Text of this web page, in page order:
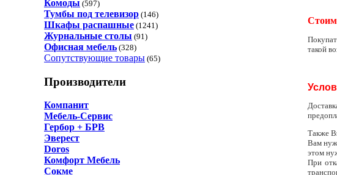
Комоды (597)
Тумбы под телевизор (146)
Шкафы распашные (1241)
Журнальные столы (91)
Офисная мебель (328)
Сопутствующие товары (65)
Производители
Компанит
Мебель-Сервис
Гербор + БРВ
Эверест
Doros
Комфорт Мебель
Сокме
такой
Также
Вам
этом
При